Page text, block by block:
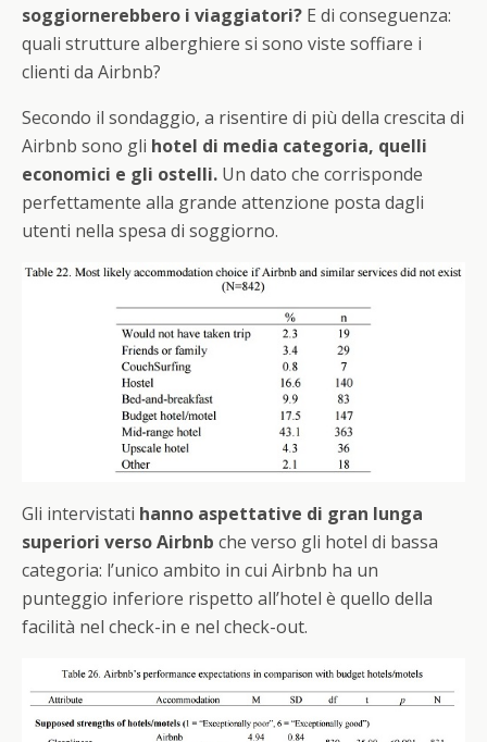
soggiornerebbero i viaggiatori? E di conseguenza:
quali strutture alberghiere si sono viste soffiare i
clienti da Airbnb?
Secondo il sondaggio, a risentire di più della crescita di
Airbnb sono gli hotel di media categoria, quelli
economici e gli ostelli. Un dato che corrisponde
perfettamente alla grande attenzione posta dagli
utenti nella spesa di soggiorno.
Gli intervistati hanno aspettative di gran lunga
superiori verso Airbnb che verso gli hotel di bassa
categoria: l’unico ambito in cui Airbnb ha un
punteggio inferiore rispetto all’hotel è quello della
facilità nel check-in e nel check-out.